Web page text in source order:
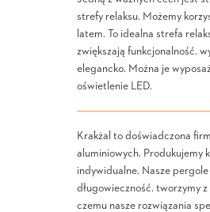
strefy relaksu. Możemy
latem. To idealna strefa
zwiększają funkcjonalność.
elegancko. Można je
oświetlenie LED.
Krakżal to doświadczona
aluminiowych. Produkujemy
indywidualne. Nasze
długowieczność. tworzymy z
czemu nasze rozwiązania